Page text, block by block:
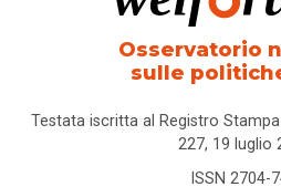
Osservatorio
sulle
Testata iscritta al Registro
227, 19 luglio
ISSN 2704-